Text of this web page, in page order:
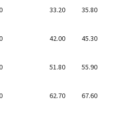
33.20 35.80
42.00 45.30
51.80 55.90
62.70 67.60